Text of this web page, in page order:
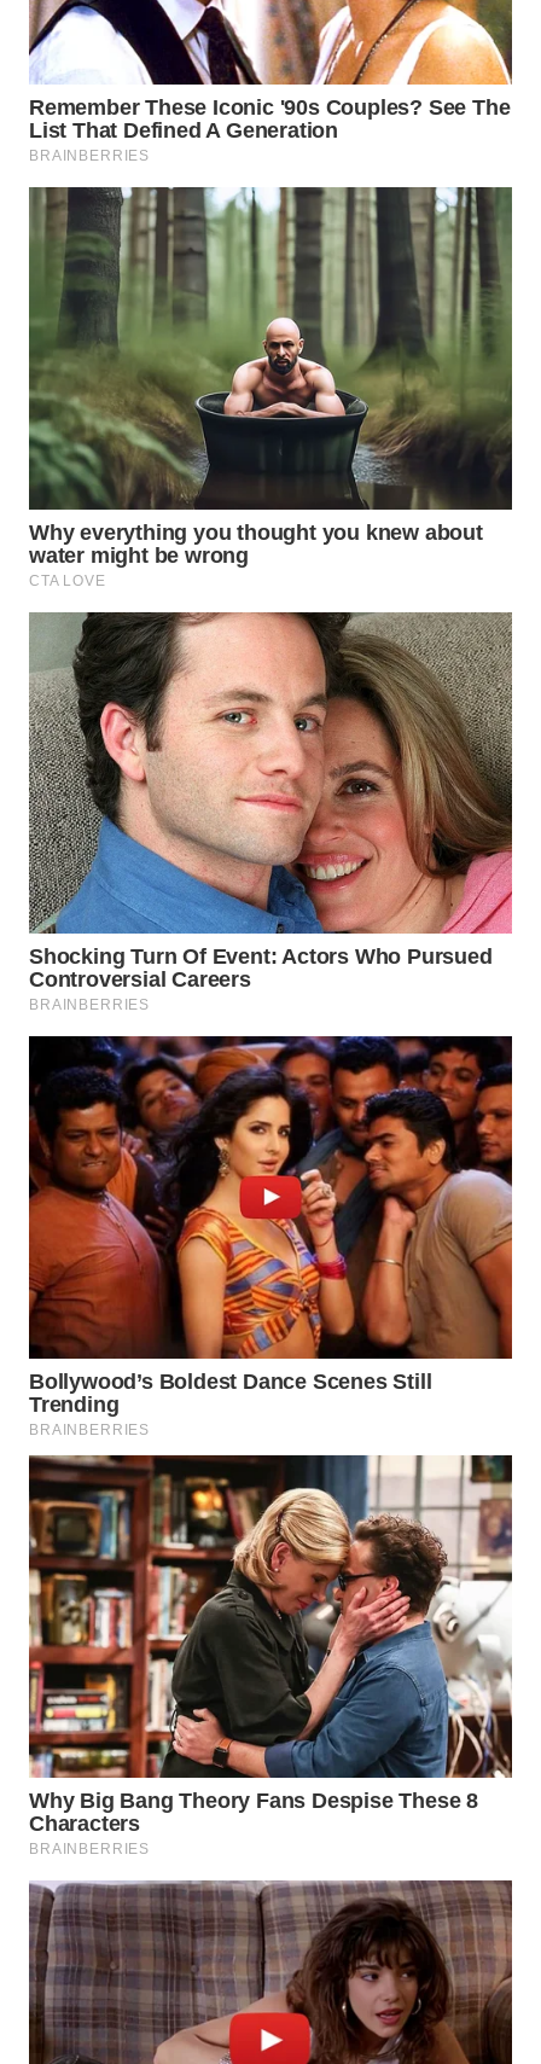
WN DELI
WN
TEBING
WN
PAKPAK
KARAWANG
WN
BEKASI
BOGOR
WN
DEPOK
WN
TAPANULI
UTARA
WN
SAMOSIR
WN
PADANG
LAWAS
WN
WN
CIANJUR
WN
KEPULAUAN
SERIBU
WN
TANGERANG
WN
BINJAI
WN
CIREBON
WN
INDRAMAYU
WN
KUNINGAN
WN
MAJALENGKA
WN
SUBANG
WN
SUKABUMI
WN
PURWAKARTA